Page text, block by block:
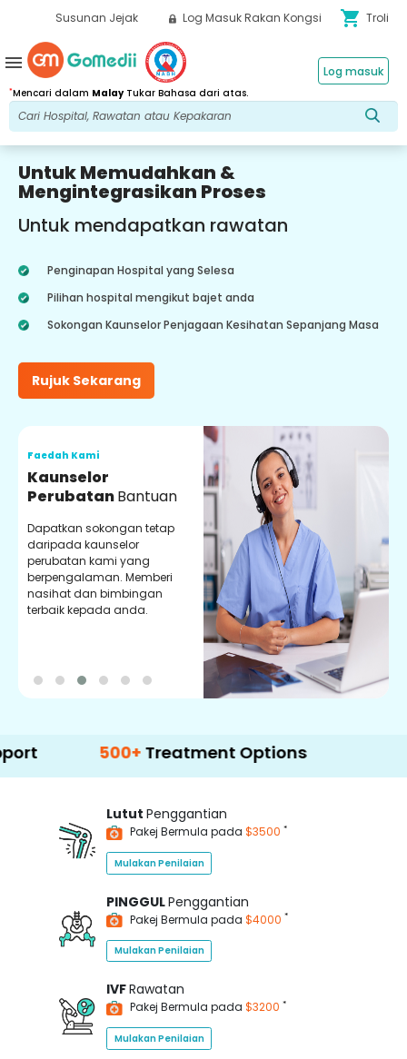
Susunan Jejak Log Masuk Rakan Kongsi shopping_cart Troli
*Mencari dalam MalayTukar Bahasa dari atas.
Log masuk
menu
Untuk Memudahkan &
Mengintegrasikan Proses
Untuk mendapatkan rawatan
Penginapan Hospital yang Selesa
Pilihan hospital mengikut bajet anda
Sokongan Kaunselor Penjagaan Kesihatan Sepanjang Masa
Rujuk Sekarang
Faedah Kami
Kaunselor
PerubatanBantuan
Dapatkan sokongan tetap
daripada kaunselor
perubatan kami yang
berpengalaman. Memberi
nasihat dan bimbingan
terbaik kepada anda.
500+ Treatment Options
Lutut Penggantian
Pakej Bermula pada $3500 *
Mulakan Penilaian
PINGGULPenggantian
Pakej Bermula pada $4000 *
Mulakan Penilaian
IVFRawatan
Pakej Bermula pada $3200 *
Mulakan Penilaian